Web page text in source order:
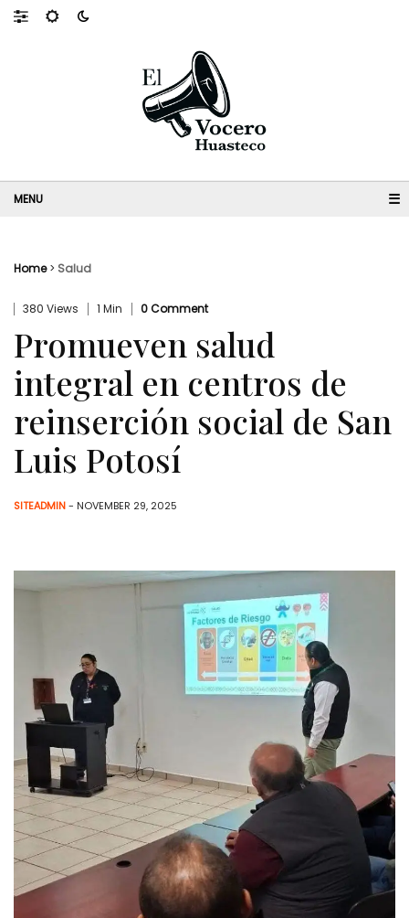
☰
Home> Salud
380 Views 1 Min 0 Comment
Promueven salud
integral en centros de
reinserción social de San
Luis Potosí
SITEADMIN- NOVEMBER 29, 2025